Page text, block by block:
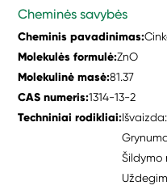
Cheminės savybės
Cheminis pavadinimas:
Molekulės formulė:ZnO
Molekulinė masė:81.37
CAS numeris:1314-13-2
Techniniai rodikliai:
Šildymo